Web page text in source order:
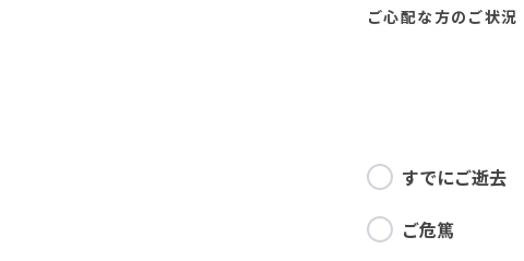
ご心配な方の ご状況
すでにご逝去
ご危篤